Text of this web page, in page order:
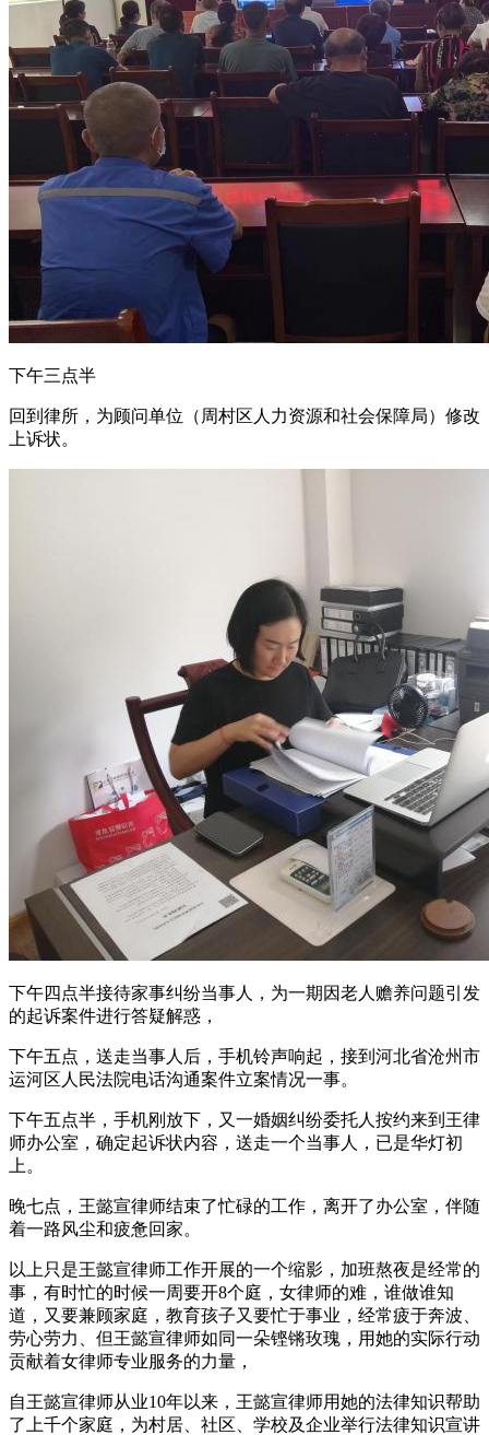
下午三点半
回到律所，为顾问单位（周村区人力资源和社会保障局）修改
上诉状。
下午四点半接待家事纠纷当事人，为一期因老人赡养问题引发
的起诉案件进行答疑解惑，
下午五点，送走当事人后，手机铃声响起，接到河北省沧州市
运河区人民法院电话沟通案件立案情况一事。
下午五点半，手机刚放下，又一婚姻纠纷委托人按约来到王律
师办公室，确定起诉状内容，送走一个当事人，已是华灯初
上。
晚七点，王懿宣律师结束了忙碌的工作，离开了办公室，伴随
着一路风尘和疲惫回家。
以上只是王懿宣律师工作开展的一个缩影，加班熬夜是经常的
事，有时忙的时候一周要开8个庭，女律师的难，谁做谁知
道，又要兼顾家庭，教育孩子又要忙于事业，经常疲于奔波、
劳心劳力、但王懿宣律师如同一朵铿锵玫瑰，用她的实际行动
贡献着女律师专业服务的力量，
自王懿宣律师从业10年以来，王懿宣律师用她的法律知识帮助
了上千个家庭，为村居、社区、学校及企业举行法律知识宣讲